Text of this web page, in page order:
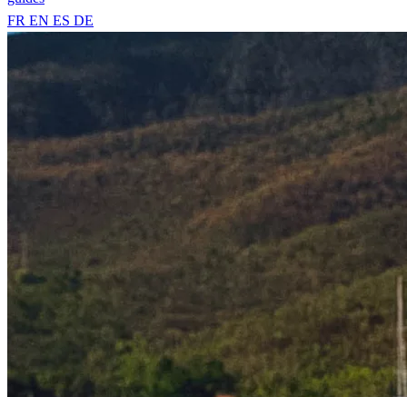
FR EN ES DE